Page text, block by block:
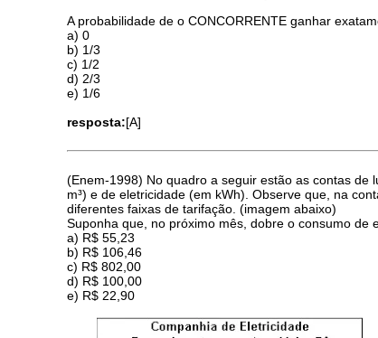
A probabilidade de o CONCORRENTE ganhar
a) 0
b) 1/3
c) 1/2
d) 2/3
e) 1/6
resposta:[A]
(Enem-1998) No quadro a seguir estão as contas de
m³) e de eletricidade (em kWh). Observe que, na
diferentes faixas de tarifação. (imagem abaixo)
Suponha que, no próximo mês, dobre o consumo de
a) R$ 55,23
b) R$ 106,46
c) R$ 802,00
d) R$ 100,00
e) R$ 22,90